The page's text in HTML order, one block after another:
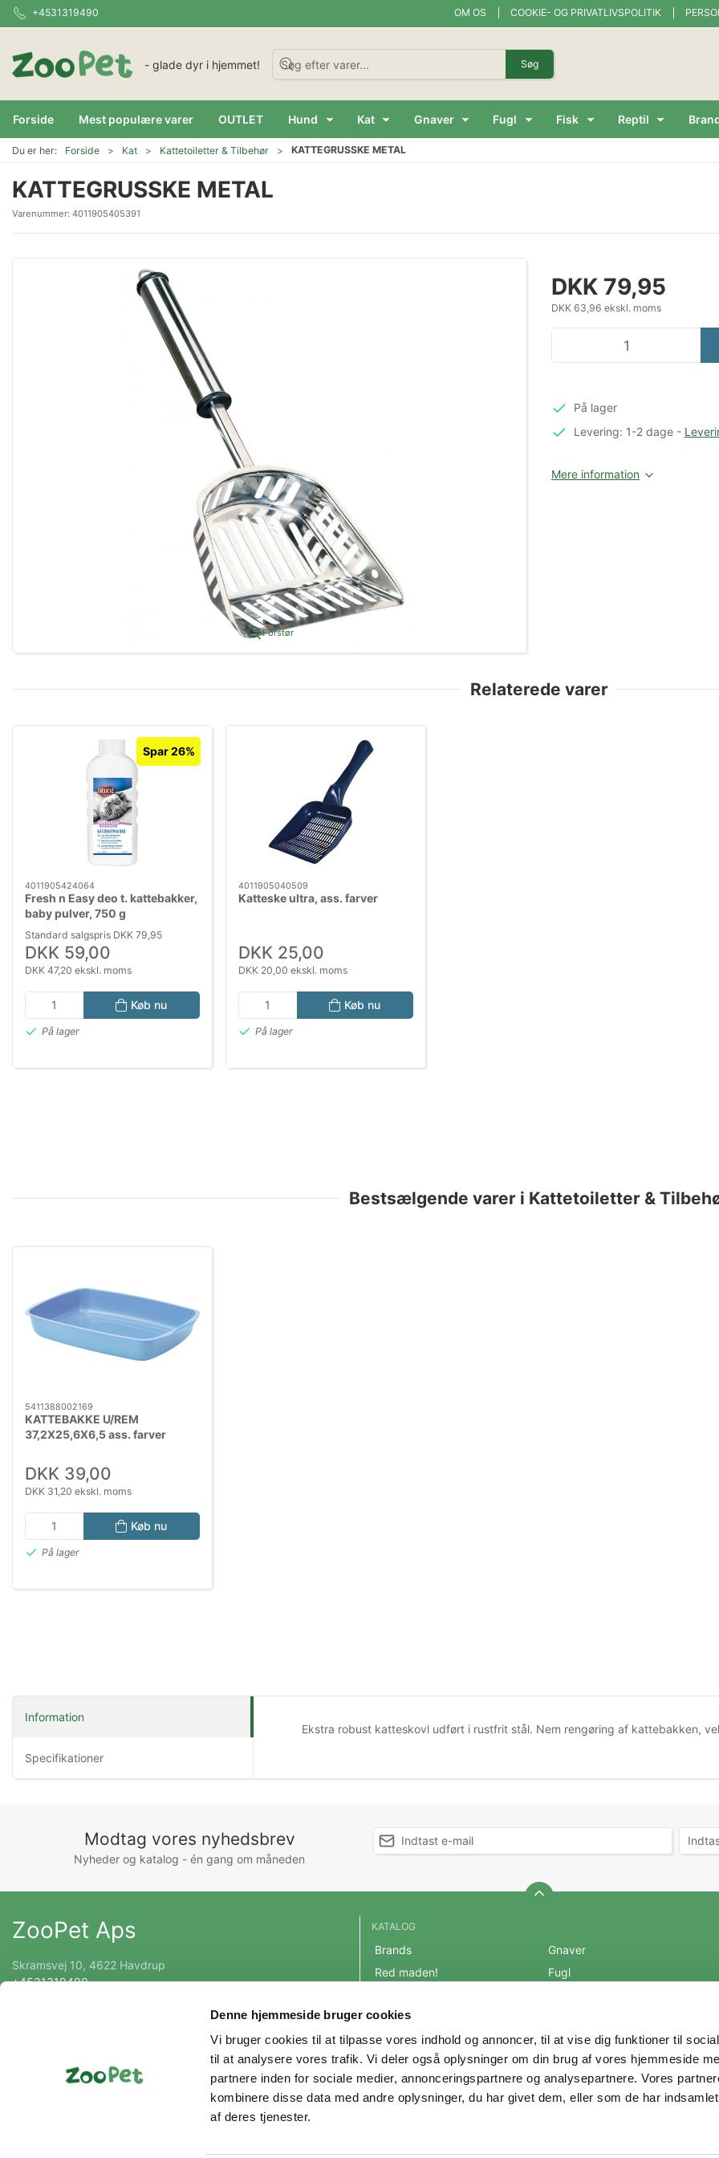
Denne hjemmeside bruger cookies
Vi bruger cookies til at tilpasse vores indhold og annoncer, til at vise dig funktioner til
til at analysere vores trafik. Vi deler også oplysninger om din brug af vores hjemmeside
partnere inden for sociale medier, annonceringspartnere og analysepartnere. Vores
kombinere disse data med andre oplysninger, du har givet dem, eller som de har
af deres tjenester.
+4531319490 OM OS COOKIE- OG PRIVATLIVSPOLITIK
- glade dyr i hjemmet! Søg
Forside Mest populære varer OUTLET Hund Kat Gnaver Fugl Fisk Reptil
Du er her: Forside Kat Kattetoiletter & Tilbehør KATTEGRUSSKE METAL
KATTEGRUSSKE METAL
Varenummer: 4011905405391
Forstør
DKK 79,95
DKK 63,96 ekskl. moms
På lager
Levering: 1-2 dage-
Mere information
Relaterede varer
Spar 26%
4011905424064
Fresh n Easy deo t. kattebakker,
baby pulver, 750 g
Standard salgspris DKK 79,95
DKK 59,00
DKK 47,20 ekskl. moms
Køb nu
På lager
4011905040509
Katteske ultra, ass. farver
DKK 25,00
DKK 20,00 ekskl. moms
Køb nu
På lager
Bestsælgende varer i Kattetoiletter &
5411388002169
KATTEBAKKE U/REM
37,2X25,6X6,5 ass. farver
DKK 39,00
DKK 31,20 ekskl. moms
Køb nu
På lager
Information
Specifikationer
Ekstra robust katteskovl udført i rustfrit stål. Nem rengøring af kattebakken,
Modtag vores nyhedsbrev
Nyheder og katalog - én gang om måneden
ZooPet Aps
Skramsvej 10, 4622 Havdrup
+4531319490
KATALOG
Brands
Red maden!
Mest populære varer
OUTLET
Hund
Kat
Gnaver
Fugl
Hest
Andre Dyr
Veterinærfoder